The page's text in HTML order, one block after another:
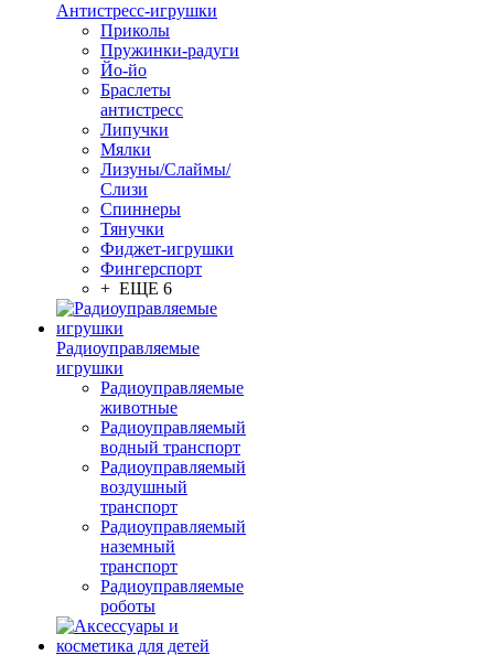
Антистресс-игрушки
Приколы
Пружинки-радуги
Йо-йо
Браслеты
антистресс
Липучки
Мялки
Лизуны/Слаймы/
Слизи
Спиннеры
Тянучки
Фиджет-игрушки
Фингерспорт
+ ЕЩЕ 6
Радиоуправляемые
игрушки
Радиоуправляемые
животные
Радиоуправляемый
водный транспорт
Радиоуправляемый
воздушный
транспорт
Радиоуправляемый
наземный
транспорт
Радиоуправляемые
роботы